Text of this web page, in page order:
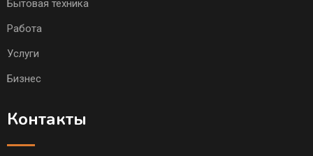
Бытовая техника
Работа
Услуги
Бизнес
Контакты